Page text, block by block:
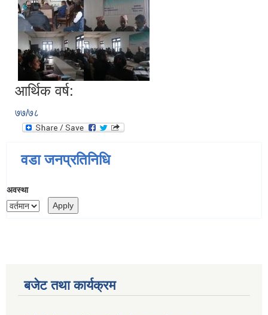
आर्थिक वर्ष:
७७/७८
वडा जनप्रतिनिधि
अवस्था
बजेट तथा कार्यक्रम